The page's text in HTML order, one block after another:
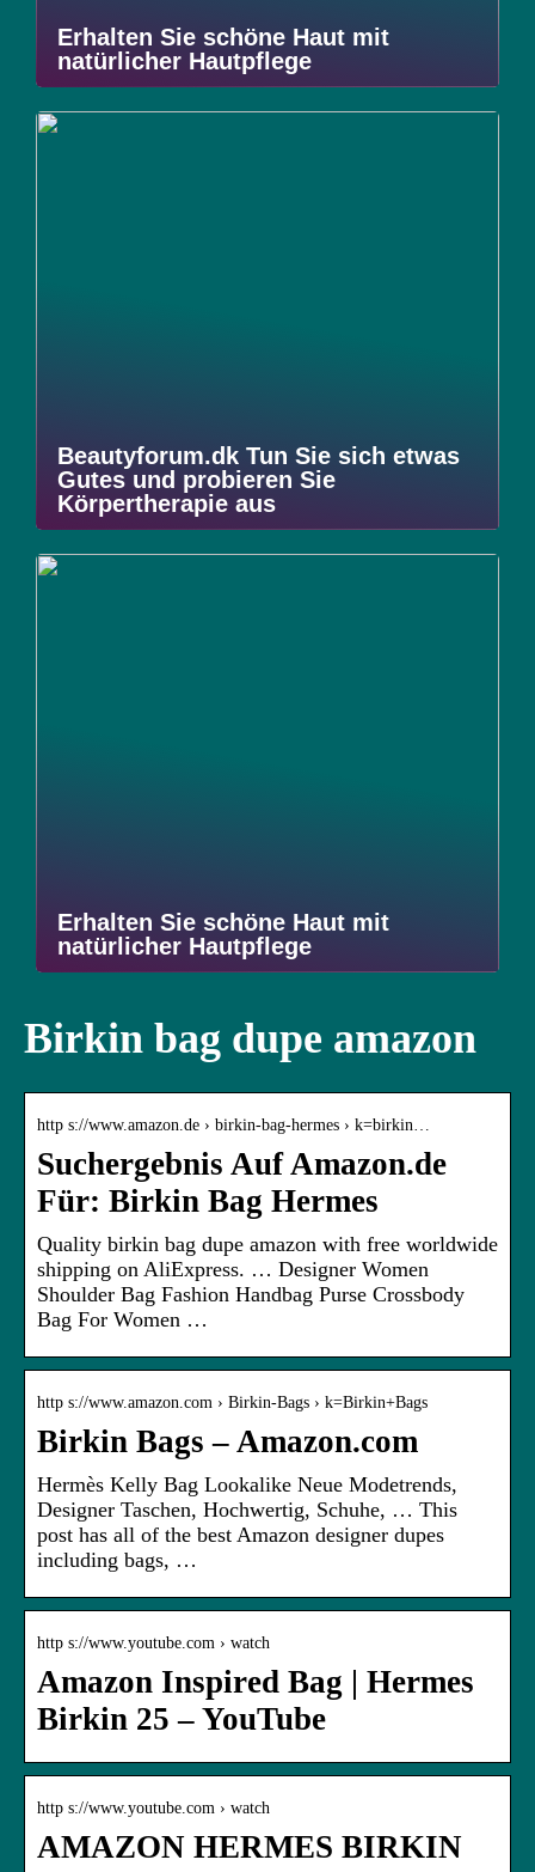
Erhalten Sie schöne Haut mit
natürlicher Hautpflege
Beautyforum.dk Tun Sie sich etwas
Gutes und probieren Sie
Körpertherapie aus
Erhalten Sie schöne Haut mit
natürlicher Hautpflege
Birkin bag dupe amazon
http s://www.amazon.de › birkin-bag-hermes › k=birkin…
Suchergebnis Auf Amazon.de
Für: Birkin Bag Hermes
Quality birkin bag dupe amazon with free worldwide
shipping on AliExpress. … Designer Women
Shoulder Bag Fashion Handbag Purse Crossbody
Bag For Women …
http s://www.amazon.com › Birkin-Bags › k=Birkin+Bags
Birkin Bags – Amazon.com
Hermès Kelly Bag Lookalike Neue Modetrends,
Designer Taschen, Hochwertig, Schuhe, … This
post has all of the best Amazon designer dupes
including bags, …
http s://www.youtube.com › watch
Amazon Inspired Bag | Hermes
Birkin 25 – YouTube
http s://www.youtube.com › watch
AMAZON HERMES BIRKIN